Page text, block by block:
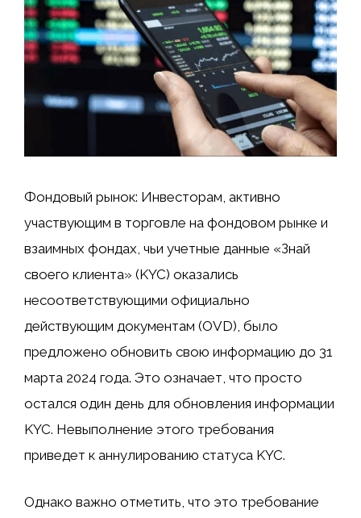
Фондовый рынок: Инвесторам, активно
участвующим в торговле на фондовом рынке и
взаимных фондах, чьи учетные данные «Знай
своего клиента» (KYC) оказались
несоответствующими официально
действующим документам (OVD), было
предложено обновить свою информацию до 31
марта 2024 года. Это означает, что просто
остался один день для обновления информации
KYC. Невыполнение этого требования
приведет к аннулированию статуса KYC.
Однако важно отметить, что это требование